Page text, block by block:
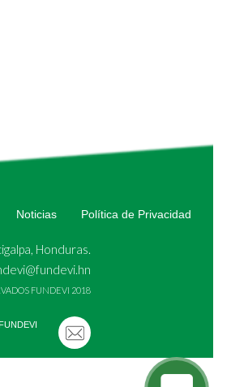
Noticias Política de Privacidad
Honduras.
FUNDEVI 2018